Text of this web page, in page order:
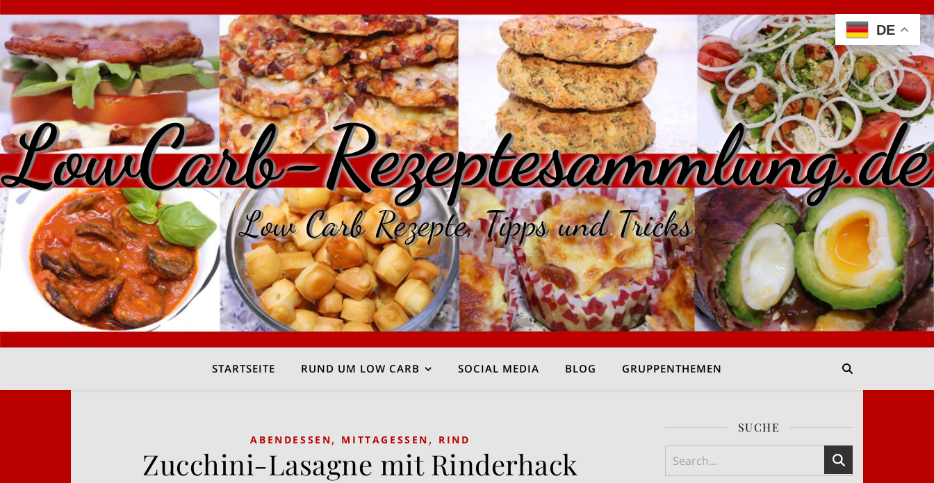
LowCarb-Rezeptesammlung.de
Low Carb Rezepte, Tipps und Tricks
STARTSEITE RUND UM LOW CARB SOCIAL MEDIA BLOG GRUPPENTHEMEN
ABENDESSEN, MITTAGESSEN , RIND
Zucchini-Lasagne mit Rinderhack
SUCHE
DE